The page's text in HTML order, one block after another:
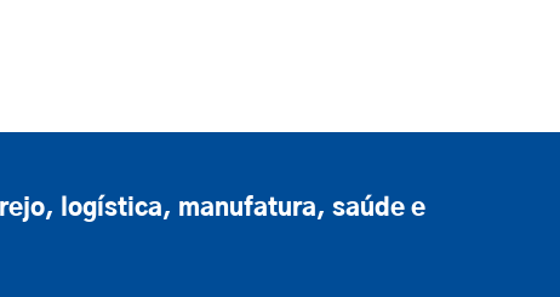
logística, manufatura, saúde e